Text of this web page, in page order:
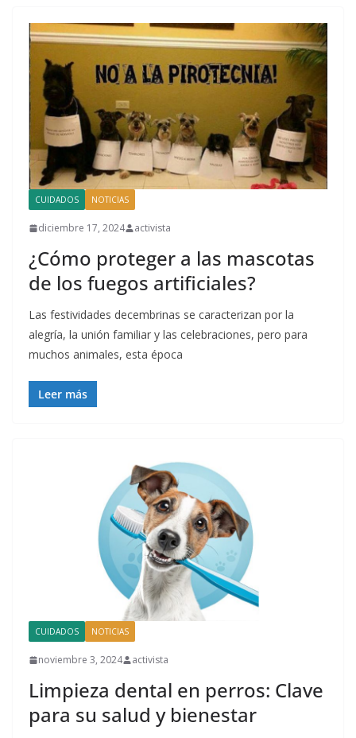
CUIDADOS NOTICIAS
diciembre 17, 2024 activista
¿Cómo proteger a las mascotas
de los fuegos artificiales?
Las festividades decembrinas se caracterizan por la
alegría, la unión familiar y las celebraciones, pero para
muchos animales, esta época
Leer más
CUIDADOS NOTICIAS
noviembre 3, 2024 activista
Limpieza dental en perros: Clave
para su salud y bienestar